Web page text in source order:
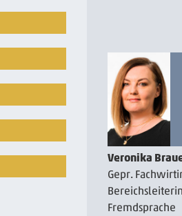
Veronika
Gepr.
Fremdsprache